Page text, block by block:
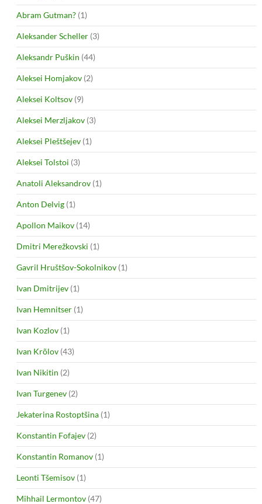
Abram Gutman? (1)
Aleksander Scheller (3)
Aleksandr Puškin (44)
Aleksei Homjakov (2)
Aleksei Koltsov (9)
Aleksei Merzljakov (3)
Aleksei Pleštšejev (1)
Aleksei Tolstoi (3)
Anatoli Aleksandrov (1)
Anton Delvig (1)
Apollon Maikov (14)
Dmitri Merežkovski (1)
Gavril Hruštšov-Sokolnikov (1)
Ivan Dmitrijev (1)
Ivan Hemnitser (1)
Ivan Kozlov (1)
Ivan Krõlov (43)
Ivan Nikitin (2)
Ivan Turgenev (2)
Jekaterina Rostoptšina (1)
Konstantin Fofajev (2)
Konstantin Romanov (1)
Leonti Tšemisov (1)
Mihhail Lermontov (47)